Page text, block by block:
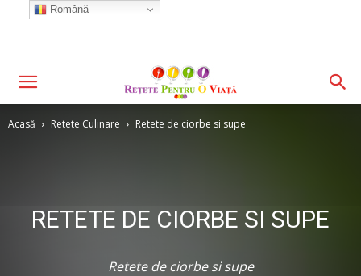
Acasă Retete Culinare Retete de ciorbe si supe
RETETE DE CIORBE SI SUPE
Retete de ciorbe si supe
Română